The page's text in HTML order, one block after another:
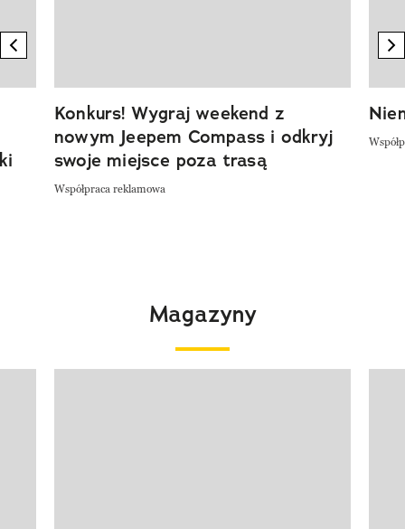
previous element
Konkurs! Wygraj weekend z
nowym Jeepem Compass i odkryj
swoje miejsce poza trasą
Współpraca reklamowa
Magazyny